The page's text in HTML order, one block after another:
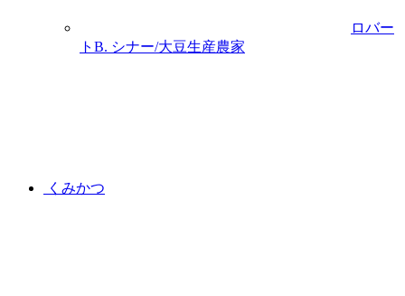
ロバー
トB. シナー/大豆生産農家
くみかつ